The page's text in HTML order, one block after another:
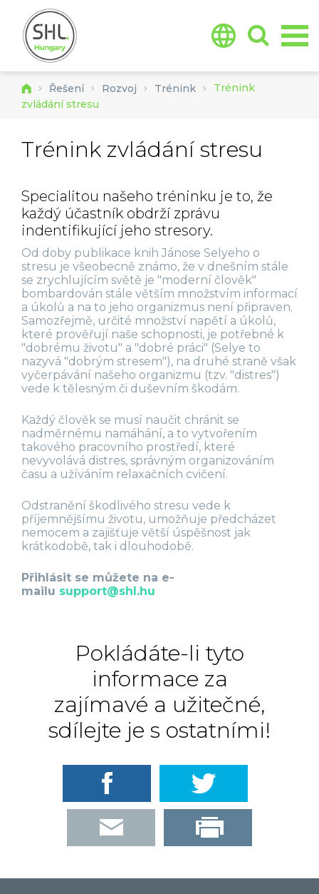
Řešení Rozvoj Trénink
Trénink
zvládání stresu
Trénink zvládání stresu
Specialitou našeho tréninku je to, že
každý účastník obdrží zprávu
indentifikující jeho stresory.
Od doby publikace knih Jánose Selyeho o
stresu je všeobecně známo, že v dnešním stále
se zrychlujícím světě je "moderní člověk"
bombardován stále větším množstvím informací
a úkolů a na to jeho organizmus není připraven.
Samozřejmě, určité množství napětí a úkolů,
které prověřují naše schopnosti, je potřebné k
"dobrému životu" a "dobré práci" (Selye to
nazyvá "dobrým stresem"), na druhé straně však
vyčerpávání našeho organizmu (tzv. "distres")
vede k tělesným či duševním škodám.
Každý člověk se musí naučit chránit se
nadměrnému namáhání, a to vytvořením
takového pracovního prostředí, které
nevyvolává distres, správným organizováním
času a užíváním relaxačních cvičení.
Odstranění škodlivého stresu vede k
příjemnějšímu životu, umožňuje předcházet
nemocem a zajišťuje větší úspěšnost jak
krátkodobě, tak i dlouhodobě.
Přihlásit se můžete na e-
mailu support@shl.hu
Pokládáte-li tyto
informace za
zajímavé a užitečné,
sdílejte je s ostatními!